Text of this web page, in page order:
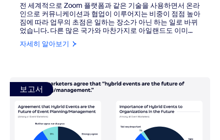
전 세계적으로 Zoom 플랫폼과 같은 기술을 사용하면서 온라
인으로 커뮤니케이션과 협업이 이루어지는 비중이 점점 높아
짐에 따라 업무의 초점은 일하는 장소가 아닌 하는 일로 바뀌
었습니다. 다른 많은 국가와 마찬가지로 아일랜드도 이미...
자세히 알아보기
view: 하이브리드 이벤트에 대한 진실과 미래의 모습
보고서